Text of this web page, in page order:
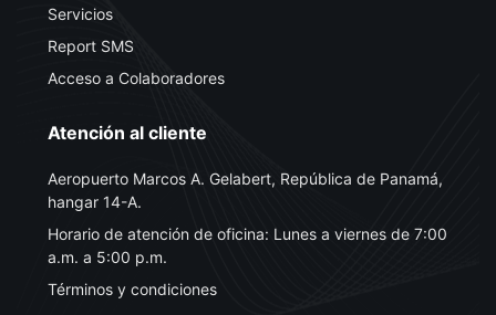
Servicios
Report SMS
Acceso a Colaboradores
Atención al cliente
Aeropuerto Marcos A. Gelabert, República de Panamá,
hangar 14-A.
Horario de atención de oficina: Lunes a viernes de 7:00
a.m. a 5:00 p.m.
Términos y condiciones